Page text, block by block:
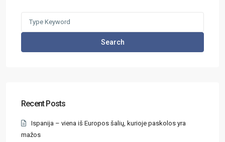
Search
Recent Posts
Ispanija – viena iš Europos šalių, kurioje paskolos yra
mažos